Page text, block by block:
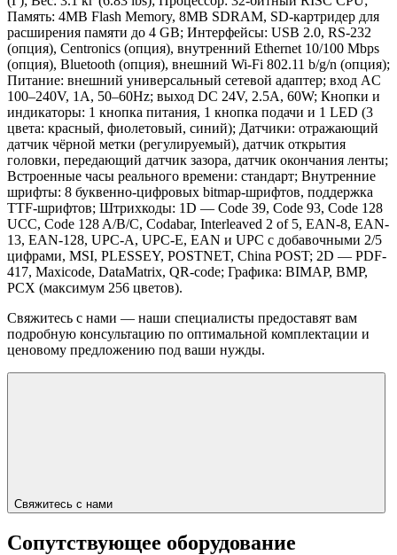
Память: 4MB Flash Memory, 8MB SDRAM, SD-картридер для
расширения памяти до 4 GB; Интерфейсы: USB 2.0, RS-232
(опция), Centronics (опция), внутренний Ethernet 10/100 Mbps
(опция), Bluetooth (опция), внешний Wi-Fi 802.11 b/g/n (опция);
Питание: внешний универсальный сетевой адаптер; вход AC
100–240V, 1A, 50–60Hz; выход DC 24V, 2.5A, 60W; Кнопки и
индикаторы: 1 кнопка питания, 1 кнопка подачи и 1 LED (3
цвета: красный, фиолетовый, синий); Датчики: отражающий
датчик чёрной метки (регулируемый), датчик открытия
головки, передающий датчик зазора, датчик окончания ленты;
Встроенные часы реального времени: стандарт; Внутренние
шрифты: 8 буквенно-цифровых bitmap-шрифтов, поддержка
TTF-шрифтов; Штрихкоды: 1D — Code 39, Code 93, Code 128
UCC, Code 128 A/B/C, Codabar, Interleaved 2 of 5, EAN-8, EAN-
13, EAN-128, UPC-A, UPC-E, EAN и UPC с добавочными 2/5
цифрами, MSI, PLESSEY, POSTNET, China POST; 2D — PDF-
417, Maxicode, DataMatrix, QR-code; Графика: BIMAP, BMP,
PCX (максимум 256 цветов).
Свяжитесь с нами — наши специалисты предоставят вам
подробную консультацию по оптимальной комплектации и
ценовому предложению под ваши нужды.
Свяжитесь с нами
Сопутствующее оборудование